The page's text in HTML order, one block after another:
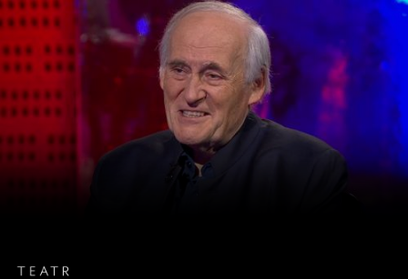
Teatr historii